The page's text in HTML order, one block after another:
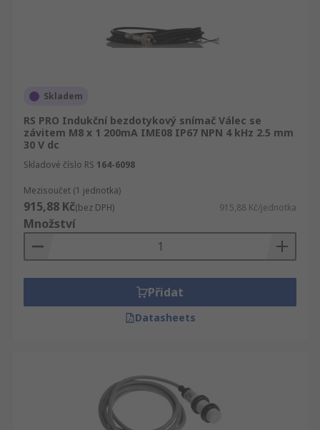
Skladem
RS PRO Indukční bezdotykový snímač Válec se
závitem M8 x 1 200mA IME08 IP67 NPN 4 kHz 2.5 mm
30 V dc
Skladové číslo RS 164-6098
Mezisoučet (1 jednotka)
915,88 Kč(bez DPH) 915,88 Kč/jednotka
Množství
Přidat
Datasheets